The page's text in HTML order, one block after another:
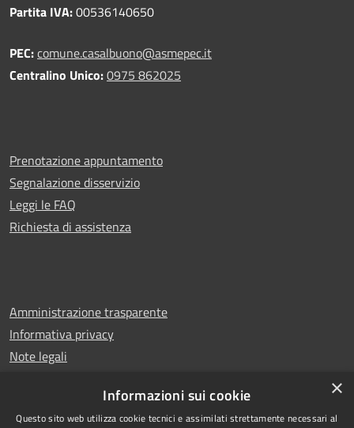
Partita IVA:00536140650
PEC:comune.casalbuono@asmepec.it
Centralino Unico:0975 862025
Prenotazione appuntamento
Segnalazione disservizio
Leggi le FAQ
Richiesta di assistenza
Amministrazione trasparente
Informativa privacy
Note legali
×
Informazioni sui cookie
Questo sito web utilizza cookie tecnici e assimilati strettamente necessari al